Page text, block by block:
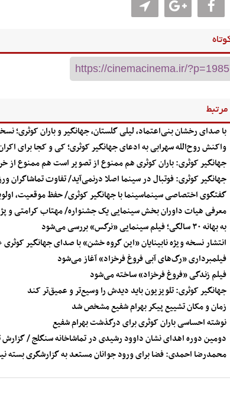
با صدای رخشان بنی‌اعتماد، لیلی گلستان، جهانگیر و باران
واکنش روح‌الله سهرابی به ادعای جهانگیر کوثری؛ کی و‌ کجا برای
جهانگیر کوثری: باران کوثری هم ممنوع از تصویر است هم ممنوع از
جهانگیر کوثری: فوتبال در سینما اصلا درنمی‌آید/ تفاوت تماشاگران
گفتگوی اختصاصی سینماسینما با جهانگیر کوثری/ حفظ موقعیت،
معرفی هیات داوران بخش سینمایی یک جشنواره/ مهتاب کرامتی و
به بهانه ۳۰ سالگی؛ فیلم سینمایی «نرگس» بررسی می‌شود
انتشار نسخه ویژه نابینایان «این گروه خشن» با صدای جهانگیر کوثری
فیلمبرداری «رگ‌های آبی فروغ فرخزاد» آغاز می‌شود
فیلم زندگی «فروغ فرخزاد» ساخته می‌شود
جهانگیر کوثری: تلویزیون باید دیدش را وسیع‌تر و عمیق‌تر کند
زمان و مکان تشییع پیکر بهرام شفیع مشخص شد
نوشته احساسی باران کوثری برای درگذشت بهرام شفیع
دومین دوره اهدای نشان داوود رشیدی در تماشاخانه سنگلج /
محمدرضا احمدی: فضا برای ورود جوانان مستعد به گزارشگری بسته